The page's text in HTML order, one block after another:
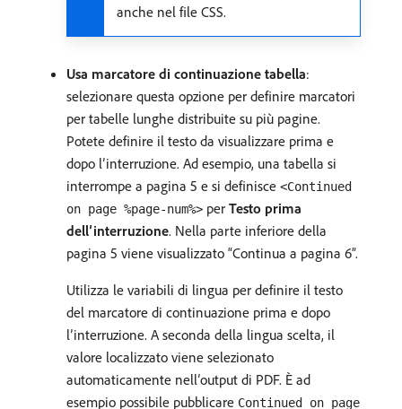
anche nel file CSS.
Usa marcatore di continuazione tabella:
selezionare questa opzione per definire marcatori
per tabelle lunghe distribuite su più pagine.
Potete definire il testo da visualizzare prima e
dopo l’interruzione. Ad esempio, una tabella si
interrompe a pagina 5 e si definisce <Continued
on page %page-num%> per Testo prima
dell’interruzione. Nella parte inferiore della
pagina 5 viene visualizzato “Continua a pagina 6”.
Utilizza le variabili di lingua per definire il testo
del marcatore di continuazione prima e dopo
l’interruzione. A seconda della lingua scelta, il
valore localizzato viene selezionato
automaticamente nell’output di PDF. È ad
esempio possibile pubblicare Continued on page